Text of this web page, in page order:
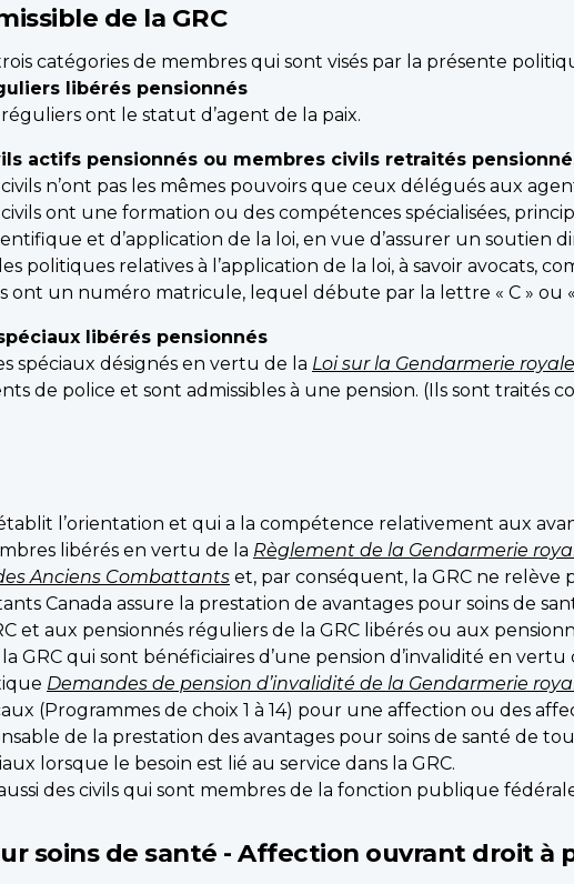
de la GRC
catégories de membres qui sont visés par la présente
libérés pensionnés
ont le statut d’agent de la paix.
actifs pensionnés ou membres civils retraités
n’ont pas les mêmes pouvoirs que ceux délégués aux
ont une formation ou des compétences spécialisées,
et d’application de la loi, en vue d’assurer un soutien
politiques relatives à l’application de la loi, à savoir avocats,
ont un numéro matricule, lequel débute par la lettre « C » ou «
libérés pensionnés
spéciaux désignés en vertu de la Loi sur la Gendarmerie
de police et sont admissibles à une pension. (Ils sont traités
établit l’orientation et qui a la compétence relativement aux
libérés en vertu de la Règlement de la Gendarmerie
Anciens Combattants et, par conséquent, la GRC ne relève
Canada assure la prestation de avantages pour soins de
et aux pensionnés réguliers de la GRC libérés ou aux
GRC qui sont bénéficiaires d’une pension d’invalidité en vertu
Demandes de pension d’invalidité de la Gendarmerie
(Programmes de choix 1 à 14) pour une affection ou des
de la prestation des avantages pour soins de santé de
lorsque le besoin est lié au service dans la GRC.
des civils qui sont membres de la fonction publique
soins de santé - Affection ouvrant droit à